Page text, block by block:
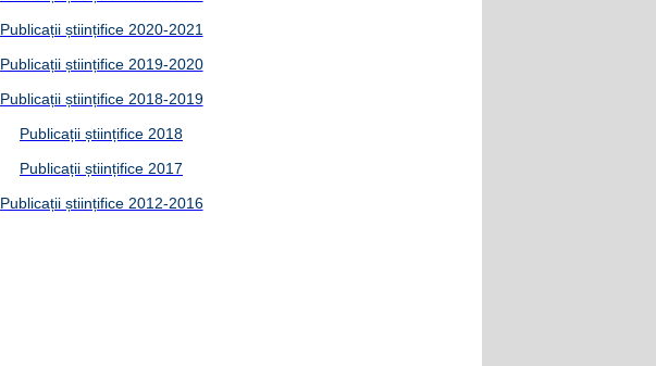
Publicații științifice 2020-2021
Publicații științifice 2019-2020
Publicații științifice 2018-2019
Publicații științifice 2018
Publicații științifice 2017
Publicații științifice 2012-2016